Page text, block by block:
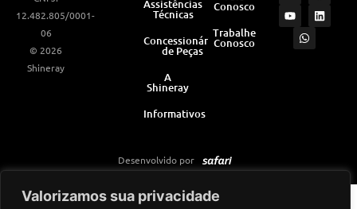
Valorizamos sua privacidade
12.482.805/0001-
06
© 2026
Shineray
Assistências
Técnicas
Concessionárias
de Peças
A
Shineray
Informativos
Conosco
Trabalhe
Conosco
s
t
a
c
e
u
t
u
n
k
a
s
a
Desenvolvido por